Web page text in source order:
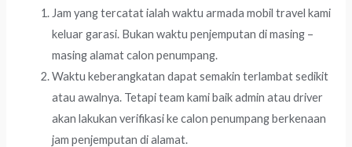
Jam yang tercatat ialah waktu armada mobil travel kami
keluar garasi. Bukan waktu penjemputan di masing –
masing alamat calon penumpang.
Waktu keberangkatan dapat semakin terlambat sedikit
atau awalnya. Tetapi team kami baik admin atau driver
akan lakukan verifikasi ke calon penumpang berkenaan
jam penjemputan di alamat.